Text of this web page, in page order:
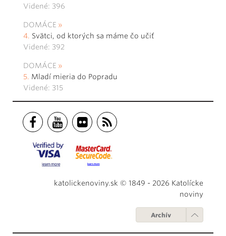
Videné: 396
DOMÁCE
Svätci, od ktorých sa máme čo učiť
Videné: 392
DOMÁCE
Mladí mieria do Popradu
Videné: 315
katolickenoviny.sk © 1849 - 2026 Katolícke
noviny
Archív